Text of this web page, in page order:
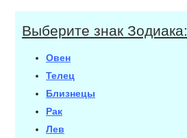
Выберите знак Зодиака:
Овен
Телец
Близнецы
Рак
Лев